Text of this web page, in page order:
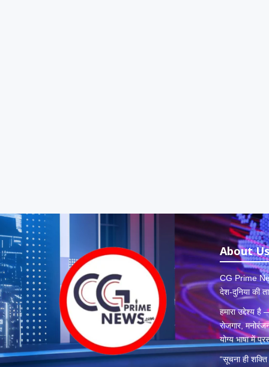
About
CG Prime
देश-दुनिया की
हमारा उद्देश्य
रोजगार,
योग्य भाषा में
“सूचना ही